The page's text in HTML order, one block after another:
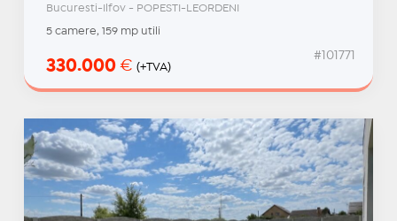
Bucuresti-Ilfov - POPESTI-LEORDENI
5 camere, 159 mp utili
330.000 € (+TVA)
#101771